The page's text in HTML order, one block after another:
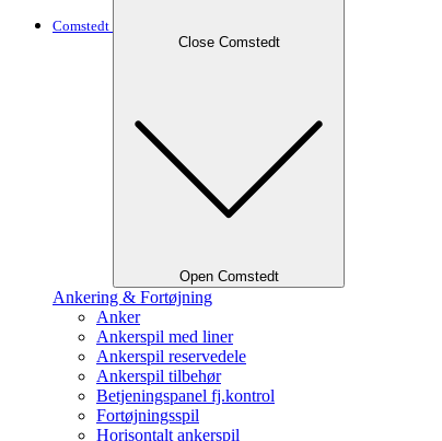
Comstedt
Close Comstedt
Open Comstedt
Ankering & Fortøjning
Anker
Ankerspil med liner
Ankerspil reservedele
Ankerspil tilbehør
Betjeningspanel fj.kontrol
Fortøjningsspil
Horisontalt ankerspil